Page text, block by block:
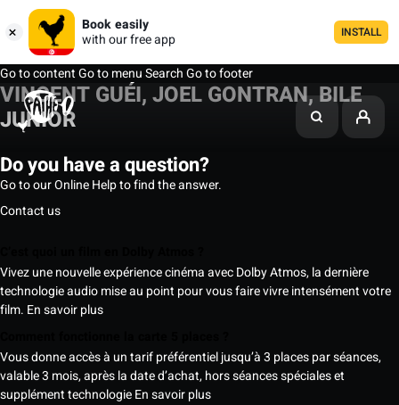
Book easily
with our free app
INSTALL
Go to contentGo to menuSearchGo to footer
VINCENT GUÉI, JOEL GONTRAN, BILE
JUNIOR
Do you have a question?
Go to our Online Help to find the answer.
Contact us
Vivez une nouvelle expérience cinéma avec Dolby Atmos, la dernière
technologie audio mise au point pour vous faire vivre intensément votre
film. En savoir plus
Vous donne accès à un tarif préférentiel jusqu’à 3 places par séances,
valable 3 mois, après la date d’achat, hors séances spéciales et
supplément technologieEn savoir plus